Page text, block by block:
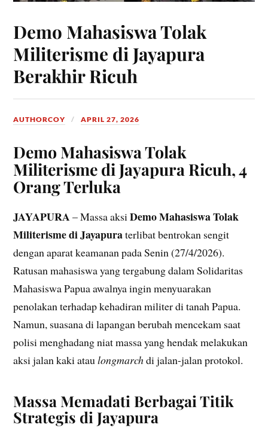
Demo Mahasiswa Tolak
Militerisme di Jayapura
Berakhir Ricuh
AUTHORCOY APRIL 27, 2026
Demo Mahasiswa Tolak
Militerisme di Jayapura Ricuh, 4
Orang Terluka
JAYAPURA– Massa aksiDemo Mahasiswa Tolak
Militerisme di Jayapuraterlibat bentrokan sengit
dengan aparat keamanan pada Senin (27/4/2026).
Ratusan mahasiswa yang tergabung dalam Solidaritas
Mahasiswa Papua awalnya ingin menyuarakan
penolakan terhadap kehadiran militer di tanah Papua.
Namun, suasana di lapangan berubah mencekam saat
polisi menghadang niat massa yang hendak melakukan
aksi jalan kaki ataulongmarchdi jalan-jalan protokol.
Massa Memadati Berbagai Titik
Strategis di Jayapura